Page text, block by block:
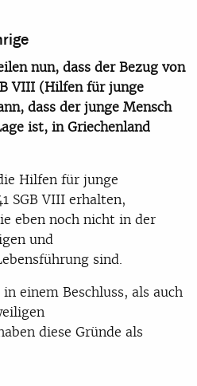
nun, dass der Bezug von
VIII (Hilfen für junge
dass der junge Mensch
ist, in Griechenland
Hilfen für junge
SGB VIII erhalten,
eben noch nicht in der
und
sind.
einem Beschluss, als auch
diese Gründe als